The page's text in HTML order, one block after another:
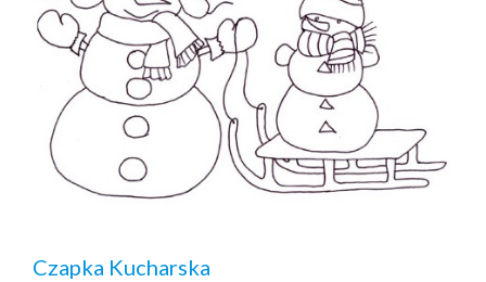
Czapka Kucharska